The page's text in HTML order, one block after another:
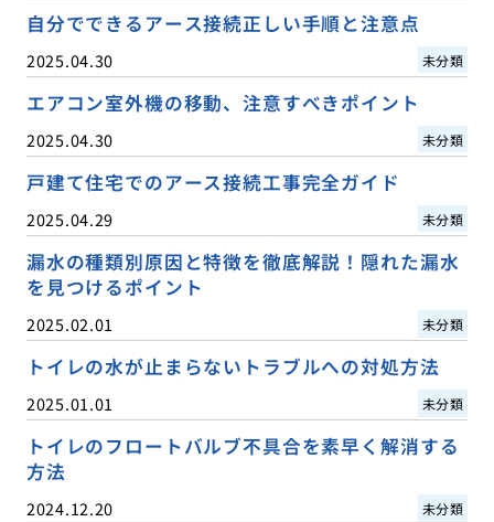
自分でできるアース接続正しい手順と注意点
2025.04.30 未分類
エアコン室外機の移動、注意すべきポイント
2025.04.30 未分類
戸建て住宅でのアース接続工事完全ガイド
2025.04.29 未分類
漏水の種類別原因と特徴を徹底解説！隠れた漏水
を見つけるポイント
2025.02.01 未分類
トイレの水が止まらないトラブルへの対処方法
2025.01.01 未分類
トイレのフロートバルブ不具合を素早く解消する
方法
2024.12.20 未分類